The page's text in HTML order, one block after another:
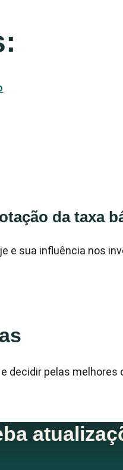
da taxa
e sua influência nos
e decidir pelas